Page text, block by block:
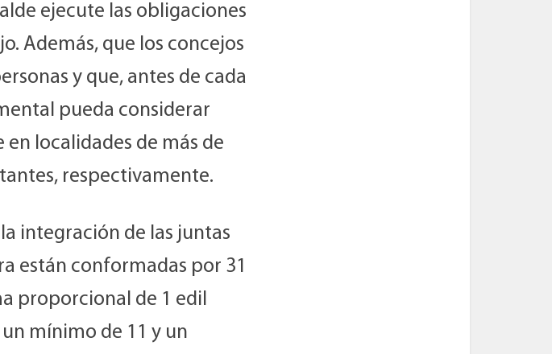
ejecute las obligaciones
Además, que los concejos
y que, antes de cada
pueda considerar
localidades de más de
respectivamente.
integración de las juntas
están conformadas por 31
proporcional de 1 edil
mínimo de 11 y un